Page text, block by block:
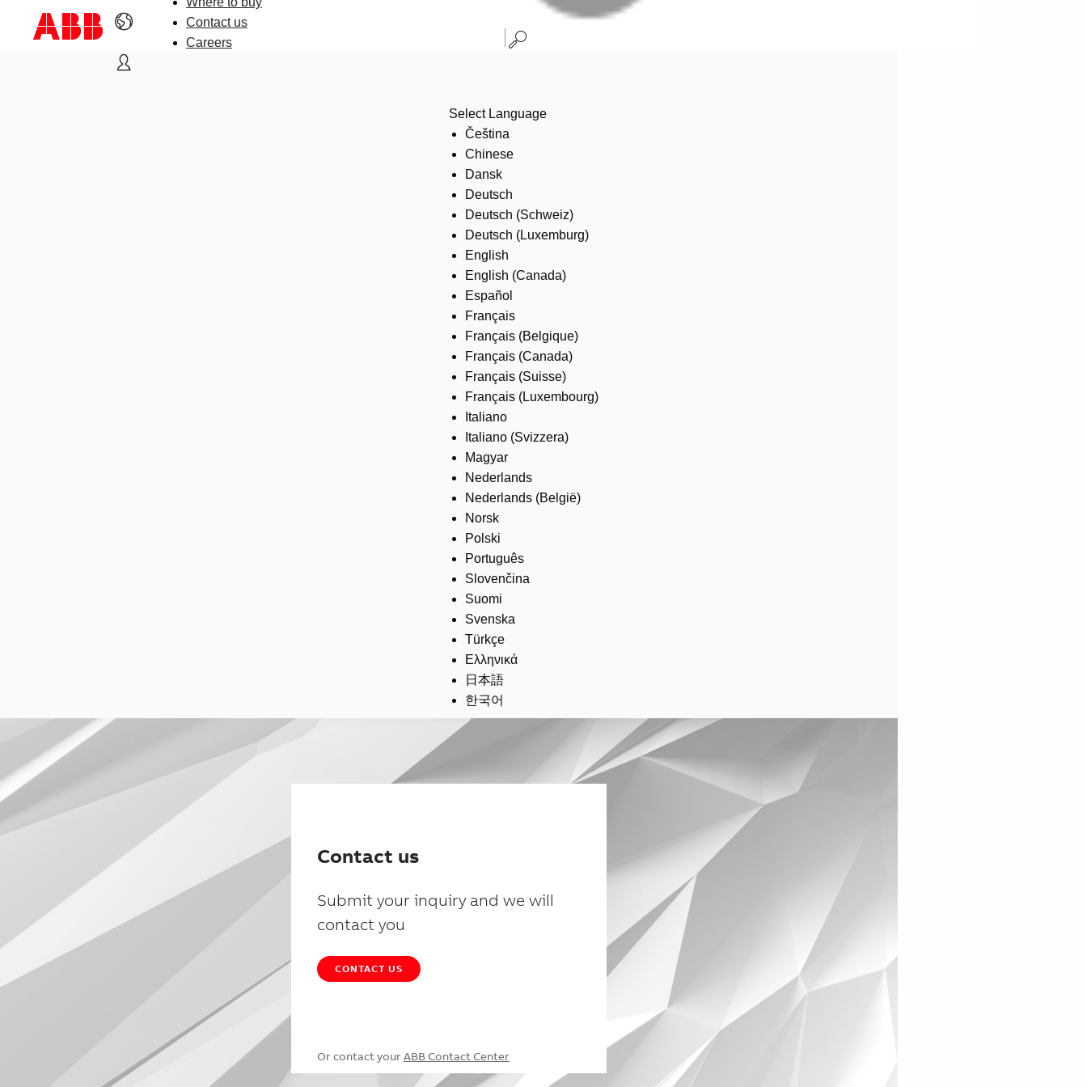
Contact us
Careers
Select Language
Čeština
Chinese
Dansk
Deutsch
Deutsch (Schweiz)
Deutsch (Luxemburg)
English
English (Canada)
Español
Français
Français (Belgique)
Français (Canada)
Français (Suisse)
Français (Luxembourg)
Italiano
Italiano (Svizzera)
Magyar
Nederlands
Nederlands (België)
Norsk
Polski
Português
Slovenčina
Suomi
Svenska
Türkçe
Ελληνικά
日本語
한국어
Contact us
Submit your inquiry and we will
contact you
CONTACT US
Or contact your ABB Contact Center